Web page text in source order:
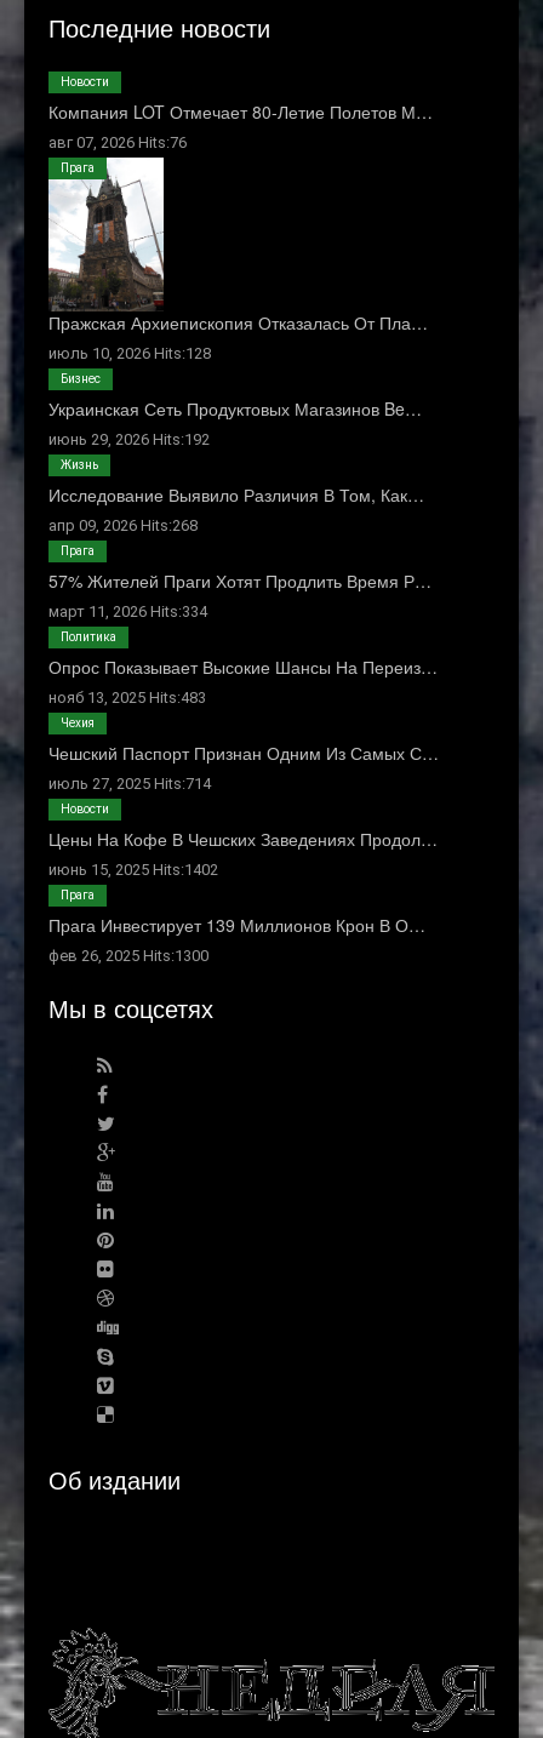
Последние новости
Компания LOT Отмечает 80-Летие Полетов М…
авг 07, 2026 Hits:76
Новости
Пражская Архиепископия Отказалась От Пла…
июль 10, 2026 Hits:128
Прага
Украинская Сеть Продуктовых Магазинов Be…
июнь 29, 2026 Hits:192
Бизнес
Исследование Выявило Различия В Том, Как…
апр 09, 2026 Hits:268
Жизнь
57% Жителей Праги Хотят Продлить Время Р…
март 11, 2026 Hits:334
Прага
Опрос Показывает Высокие Шансы На Переиз…
нояб 13, 2025 Hits:483
Политика
Чешский Паспорт Признан Одним Из Самых С…
июль 27, 2025 Hits:714
Чехия
Цены На Кофе В Чешских Заведениях Продол…
июнь 15, 2025 Hits:1402
Новости
Прага Инвестирует 139 Миллионов Крон В О…
фев 26, 2025 Hits:1300
Прага
Мы в соцсетях
Об издании